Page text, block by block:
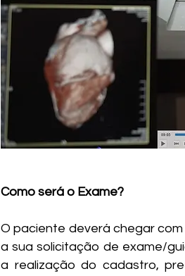
Como será o Exame?
O paciente deverá chegar
a sua solicitação de exame/
a realização do cadastro,